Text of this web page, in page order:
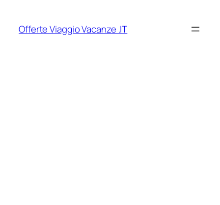
contenuto
Offerte Viaggio Vacanze .IT